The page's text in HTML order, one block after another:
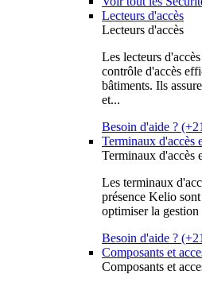
Lecteurs d'accès
Lecteurs d'accès
Les lecteurs
contrôle d'accès
bâtiments. Ils
et...
Besoin d'aide ?
Terminaux d'accès
Terminaux d'accès
Les terminaux
présence Kelio
optimiser la gestion
Besoin d'aide ?
Composants et
Composants et